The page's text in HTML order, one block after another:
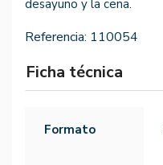
desayuno y la cena.
Referencia: 110054
Ficha técnica
Formato